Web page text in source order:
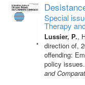
Special
Therapy
Lussier, P.,
direction of,
offending:
policy issues.
and